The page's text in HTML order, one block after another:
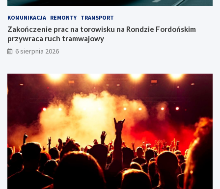
z
c
z
y
!
o
ń
s
k
i
m
y
c
a
r
u
c
h
KOMUNIKACJA REMONTY TRANSPORT
Zakończenie prac na torowisku na Rondzie Fordońskim
przywraca ruch tramwajowy
6 sierpnia 2026